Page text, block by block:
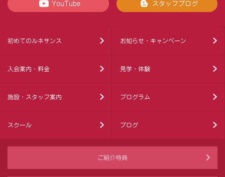
YouTube スタッフブログ
初めてのルネサンス お知らせ・キャンペーン
入会案内・料金 見学・体験
施設・スタッフ案内 プログラム
スクール ブログ
ご紹介特典